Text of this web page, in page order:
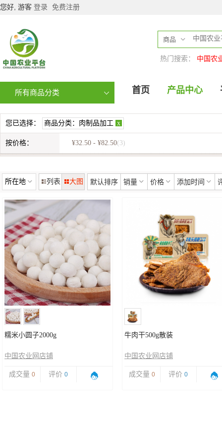
您好, 游客 登录 免费注册
商品
热门搜索： 中国农
所有商品分类 首页 产品中心
您已选择： 商品分类： 肉制品加工 x
按价格： ¥32.50 - ¥82.50(3)
所在地 列表 大图 默认排序 销量 价格 添加时间
糯米小圆子2000g
中国农业网店铺
成交量0 评价0
牛肉干500g散装
中国农业网店铺
成交量0 评价0